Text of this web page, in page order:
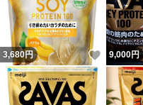
3,680円 いいね
9,000円